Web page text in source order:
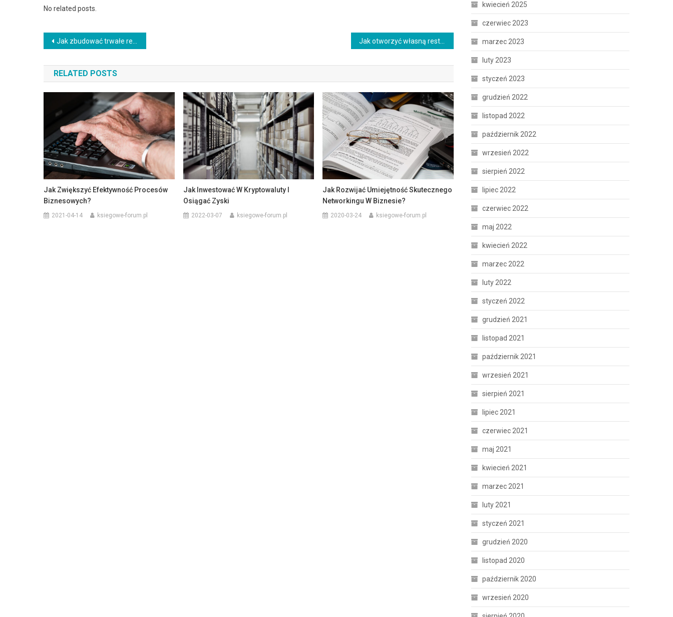
No related posts.
Nawigacja
wpisu
Jak zbudować trwałe relacje biznesowe i zwiększyć swoją sieć kontaktów
RELATED POSTS
Jak Zwiększyć Efektywność Procesów
Biznesowych?
2021-04-14 ksiegowe-forum.pl
Jak Inwestować W Kryptowaluty I
Osiągać Zyski
2022-03-07 ksiegowe-forum.pl
Jak Rozwijać Umiejętność Skutecznego
Networkingu W Biznesie?
2020-03-24 ksiegowe-forum.pl
kwiecień 2025
czerwiec 2023
marzec 2023
luty 2023
styczeń 2023
grudzień 2022
listopad 2022
październik 2022
wrzesień 2022
sierpień 2022
lipiec 2022
czerwiec 2022
maj 2022
kwiecień 2022
marzec 2022
luty 2022
styczeń 2022
grudzień 2021
listopad 2021
październik 2021
wrzesień 2021
sierpień 2021
lipiec 2021
czerwiec 2021
maj 2021
kwiecień 2021
marzec 2021
luty 2021
styczeń 2021
grudzień 2020
listopad 2020
październik 2020
wrzesień 2020